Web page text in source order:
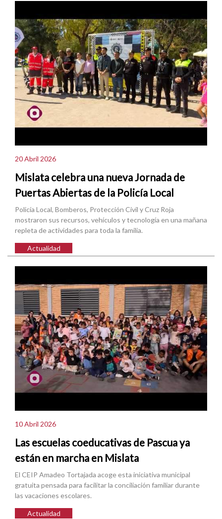
20 Abril 2026
Mislata celebra una nueva Jornada de
Puertas Abiertas de la Policía Local
Policía Local, Bomberos, Protección Civil y Cruz Roja
mostraron sus recursos, vehículos y tecnología en una mañana
repleta de actividades para toda la familia.
Actualidad
10 Abril 2026
Las escuelas coeducativas de Pascua ya
están en marcha en Mislata
El CEIP Amadeo Tortajada acoge esta iniciativa municipal
gratuita pensada para facilitar la conciliación familiar durante
las vacaciones escolares.
Actualidad